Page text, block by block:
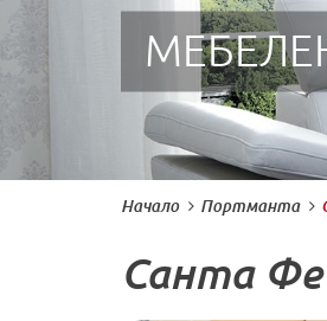
Начало Портманта
Санта Фе